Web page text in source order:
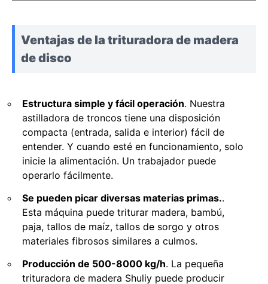
Ventajas de la trituradora de madera
de disco
Estructura simple y fácil operación. Nuestra
astilladora de troncos tiene una disposición
compacta (entrada, salida e interior) fácil de
entender. Y cuando esté en funcionamiento, solo
inicie la alimentación. Un trabajador puede
operarlo fácilmente.
Se pueden picar diversas materias primas..
Esta máquina puede triturar madera, bambú,
paja, tallos de maíz, tallos de sorgo y otros
materiales fibrosos similares a culmos.
Producción de 500-8000 kg/h. La pequeña
trituradora de madera Shuliy puede producir